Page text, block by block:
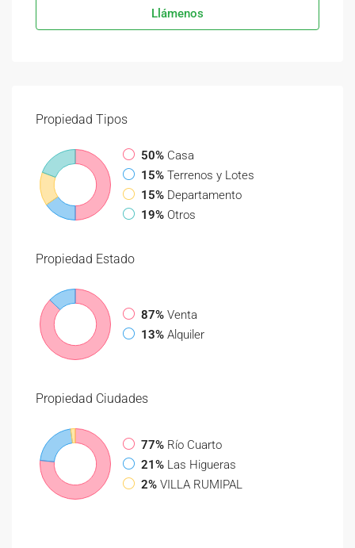
Llámenos
Propiedad Tipos
50% Casa
15% Terrenos y Lotes
15% Departamento
19% Otros
Propiedad Estado
87% Venta
13% Alquiler
Propiedad Ciudades
77% Río Cuarto
21% Las Higueras
2% VILLA RUMIPAL